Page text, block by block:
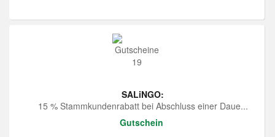
SALiNGO:
15 % Stammkundenrabatt bei Abschluss einer Daue...
Gutschein